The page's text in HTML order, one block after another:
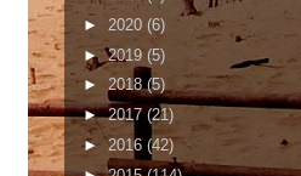
► 2020 (6)
►2019 (5)
► 2018(5)
►2017(21)
►2016 (42)